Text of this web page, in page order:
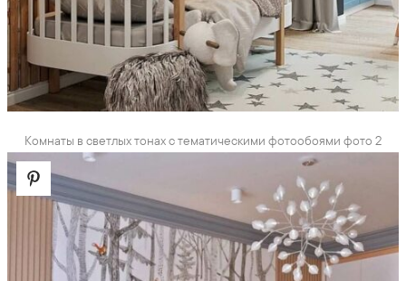
Комнаты в светлых тонах с тематическими фотообоями фото 2